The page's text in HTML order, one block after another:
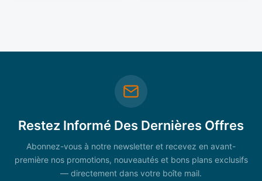
Restez Informé Des Dernières Offres
Abonnez-vous à notre newsletter et recevez en avant-
première nos promotions, nouveautés et bons plans exclusifs
— directement dans votre boîte mail.